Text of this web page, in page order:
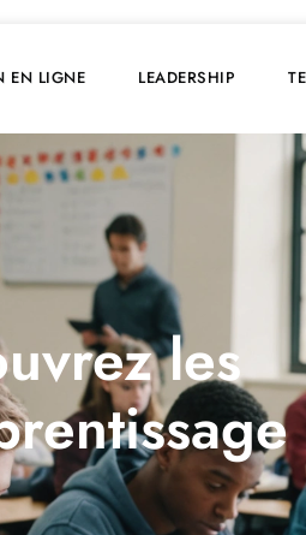
EN LIGNE LEADERSHIP
les